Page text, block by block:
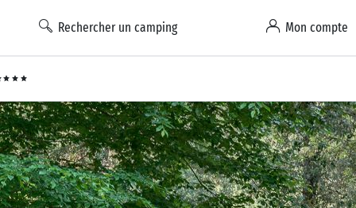
Rechercher un camping Mon compte